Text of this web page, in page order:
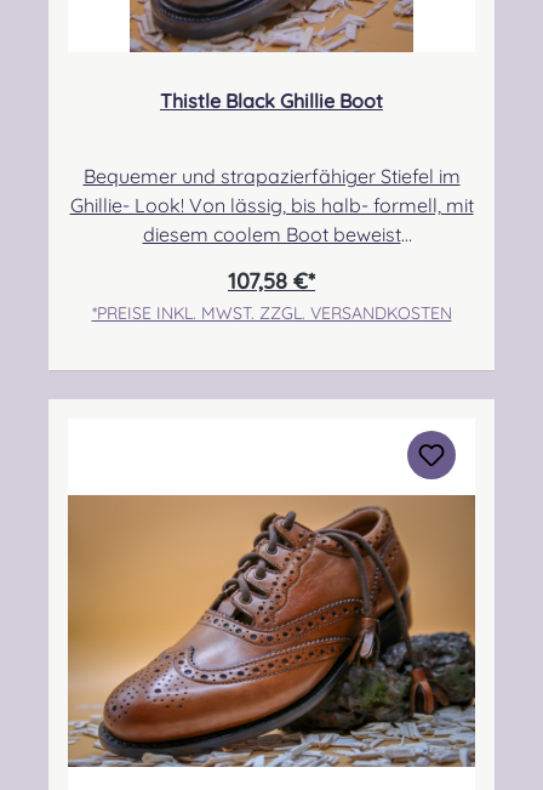
Thistle Black Ghillie Boot
Bequemer und strapazierfähiger Stiefel im
Ghillie- Look! Von lässig, bis halb- formell, mit
diesem coolem Boot beweist
Innenfütterung: Leder, Sohle: Gummi Angabe
zur Produktsicherheit Hersteller: Thistle Shoes
Verantwortliche Person: Nieswiec & Zeh Easy
Piping & Drumming Gbr, Gabelsbergerstraße
27, 32425 Minden Kontakt:
kontakt@easypipinganddrumming.com
Sicherheitshinweise: Strangulationsgefahr bei
unsachgemäßem Gebrauch, verschluckbare
Kleinteile
107,58 €*
*PREISE INKL. MWST. ZZGL. VERSANDKOSTEN